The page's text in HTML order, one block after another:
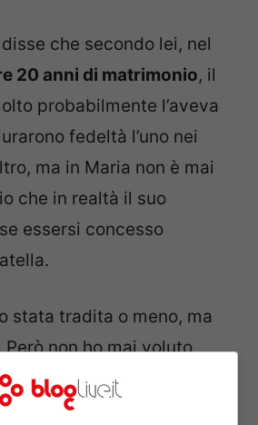
che secondo lei, nel
20 anni di matrimonio, il
probabilmente l’aveva
fedeltà l’uno nei
ma in Maria non è mai
che in realtà il suo
essersi concesso
stata tradita o meno, ma
non ho mai voluto
Non sono mai andata alla
né ho provato a spiare il